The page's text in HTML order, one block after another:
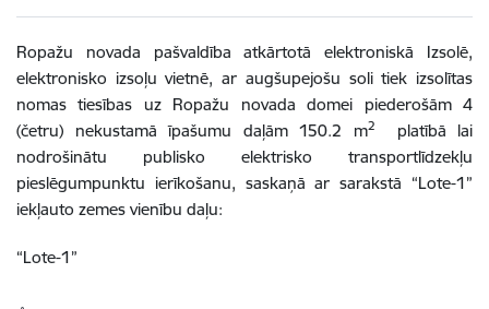
Ropažu novada pašvaldība atkārtotā elektroniskā Izsolē,
elektronisko izsoļu vietnē, ar augšupejošu soli tiek izsolītas
nomas tiesības uz Ropažu novada domei piederošām 4
(četru) nekustamā īpašumu daļām 150.2 m2platībā lai
nodrošinātu publisko elektrisko transportlīdzekļu
pieslēgumpunktu ierīkošanu, saskaņā ar sarakstā “Lote-1”
iekļauto zemes vienību daļu:
“Lote-1”